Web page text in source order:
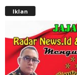
Iklan